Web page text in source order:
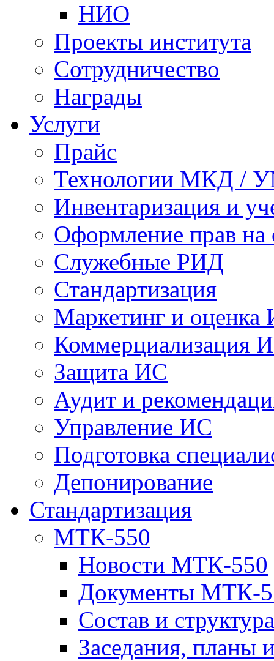
НИО
Проекты института
Сотрудничество
Награды
Услуги
Прайс
Технологии МКД /
Инвентаризация и
Оформление прав
Служебные РИД
Стандартизация
Маркетинг и оценка
Коммерциализация
Защита ИС
Аудит и
Управление ИС
Подготовка
Депонирование
Стандартизация
МТК-550
Новости МТК-550
Документы МТК-
Состав и структура
Заседания, планы